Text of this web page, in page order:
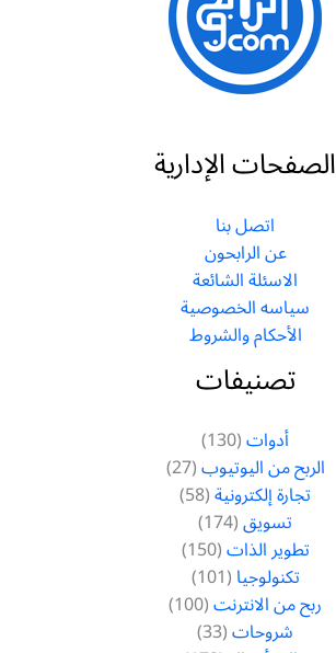
الصفحات الإدارية
اتصل بنا
عن الرابحون
الاسئلة الشائعة
سياسه الخصوصية
الأحكام والشروط
تصنيفات
أدوات(130)
الربح من اليوتيوب(27)
تجارة إلكترونية(58)
تسويق(174)
تطوير الذات(150)
تكنولوجيا(101)
ربح من الانترنت(100)
شروحات(33)